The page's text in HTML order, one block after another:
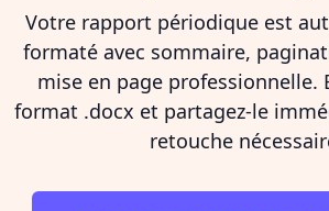
Votre rapport périodique est
formaté avec sommaire,
mise en page professionnelle.
format .docx et partagez-le
retouche